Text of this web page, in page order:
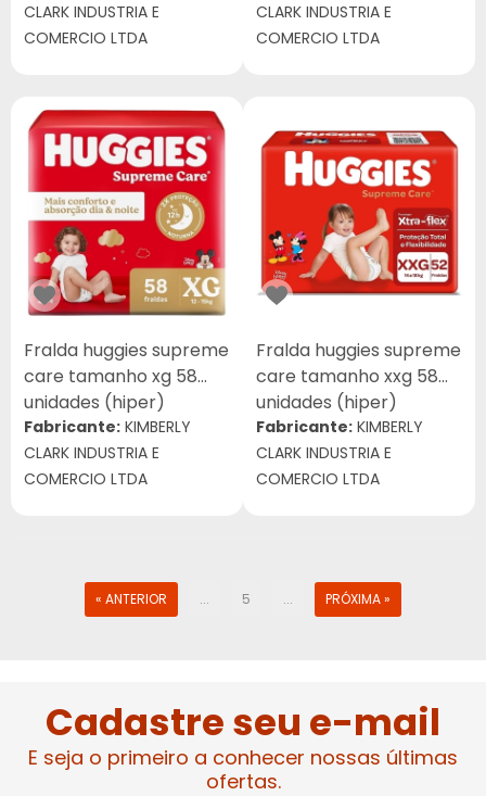
CLARK INDUSTRIA E
COMERCIO LTDA
CLARK INDUSTRIA E
COMERCIO LTDA
Fralda huggies supreme
care tamanho xg 58
unidades (hiper)
Fabricante: KIMBERLY
CLARK INDUSTRIA E
COMERCIO LTDA
Fralda huggies supreme
care tamanho xxg 58
unidades (hiper)
Fabricante: KIMBERLY
CLARK INDUSTRIA E
COMERCIO LTDA
« ANTERIOR ... 5 ... PRÓXIMA »
Cadastre seu e-mail
E seja o primeiro a conhecer nossas últimas
ofertas.